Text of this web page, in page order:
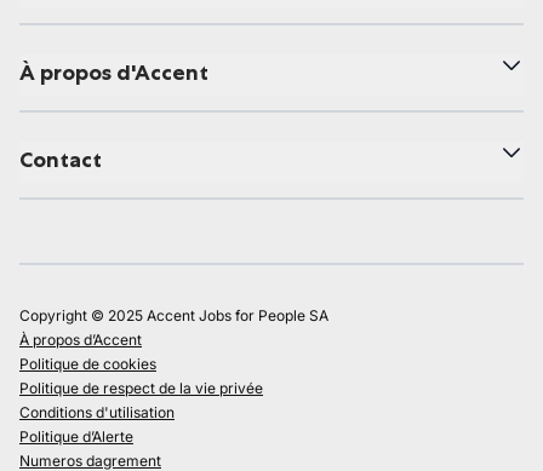
À propos d'Accent
Contact
Copyright © 2025 Accent Jobs for People SA
À propos d’Accent
Politique de cookies
Politique de respect de la vie privée
Conditions d'utilisation
Politique d’Alerte
Numeros dagrement